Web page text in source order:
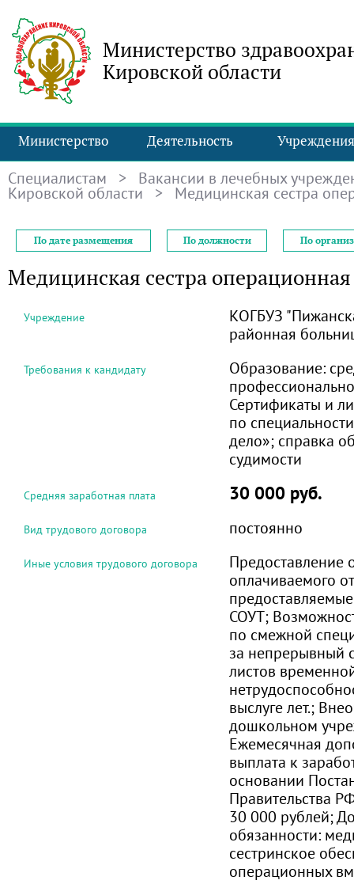
Министерство
Кировской области
Министерство Деятельность Учреждения
Специалистам > Вакансии в лечебных
Кировской области > Медицинская сестра
По дате размещения По должности По
Медицинская сестра операционная
Учреждение
КОГБУЗ
районная
Требования к кандидату Образование:
Сертификаты и
по
дело»; справка
судимости
Средняя заработная плата 30 000 руб.
Вид трудового договора постоянно
Иные условия трудового договора
Предоставление
оплачиваемого
СОУТ;
по смежной
за непрерывный
листов
выслуге лет.;
дошкольном
Ежемесячная
выплата к
основании
Правительства
30 000 рублей;
обязанности:
сестринское
операционных